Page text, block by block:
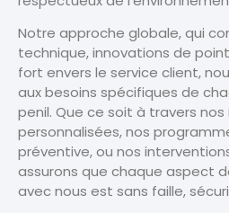
Notre approche globale, qui
technique, innovations de
fort envers le service client,
aux besoins spécifiques de
penil. Que ce soit à travers
personnalisées, nos
préventive, ou nos
assurons que chaque aspect
avec nous est sans faille,